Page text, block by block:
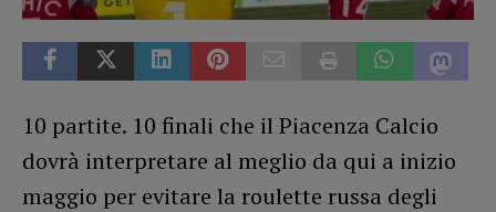
10 partite. 10 finali che il Piacenza Calcio
dovrà interpretare al meglio da qui a inizio
maggio per evitare la roulette russa degli